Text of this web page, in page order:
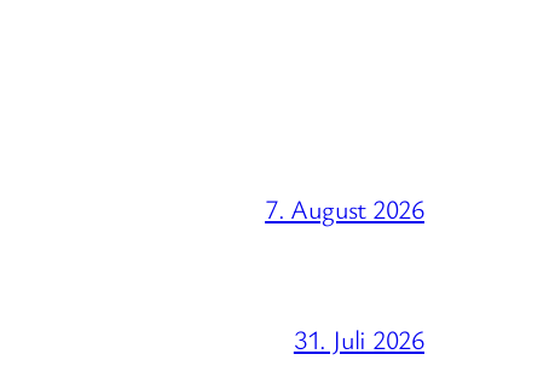
7. August 2026
31. Juli 2026